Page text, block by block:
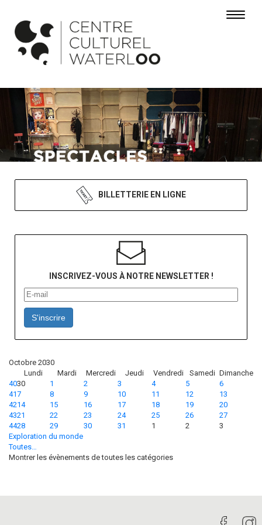
Toggle
BILLETTERIE EN LIGNE
INSCRIVEZ-VOUS À NOTRE NEWSLETTER !
S'inscrire
Octobre 2030
Lundi
Mardi Mercredi Jeudi Vendredi Samedi Dimanche
4030 1 2 3 4 5
6
417 8 9 10 11 12
13
4214 15 16 17 18 19
20
4321 22 23 24 25 26
27
4428 29 30 31 1 2
3
Exploration du monde
Toutes…
Montrer les évènements de toutes les catégories